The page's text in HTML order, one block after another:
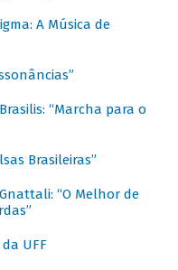
A Música de
“Marcha para o
Brasileiras”
“O Melhor de
UFF